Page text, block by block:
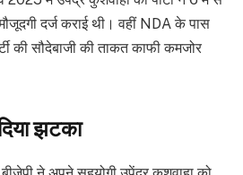
दर्ज कराई थी। वहीं NDA के पास
की सौदेबाजी की ताकत काफी कमजोर
झटका